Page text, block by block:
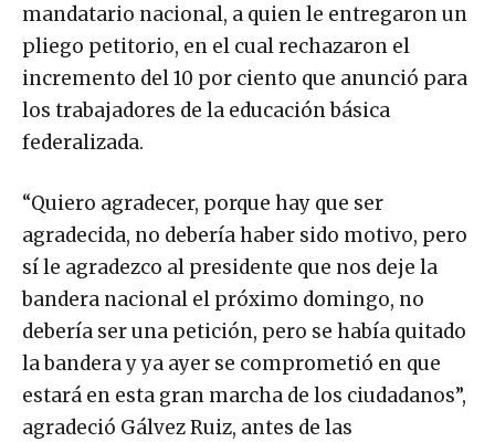
mandatario nacional, a quien le entregaron un
pliego petitorio, en el cual rechazaron el
incremento del 10 por ciento que anunció para
los trabajadores de la educación básica
federalizada.
“Quiero agradecer, porque hay que ser
agradecida, no debería haber sido motivo, pero
sí le agradezco al presidente que nos deje la
bandera nacional el próximo domingo, no
debería ser una petición, pero se había quitado
la bandera y ya ayer se comprometió en que
estará en esta gran marcha de los ciudadanos”,
agradeció Gálvez Ruiz, antes de las